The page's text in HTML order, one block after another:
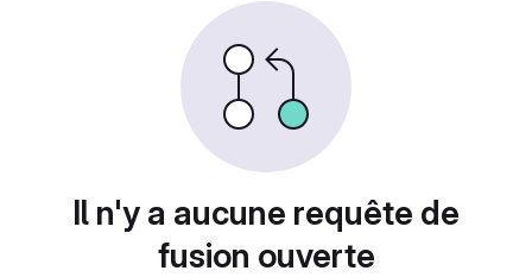
Il n'y a aucune requête de
fusion ouverte